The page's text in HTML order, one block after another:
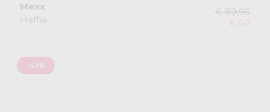
Mexx
Haffia
€ 89,95
€ 50
-43%